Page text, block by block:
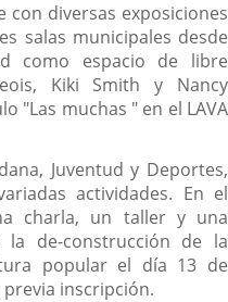
con diversas exposiciones
salas municipales desde
como espacio de libre
Kiki Smith y Nancy
"Las muchas " en el LAVA
Juventud y Deportes,
actividades. En el
charla, un taller y una
la de-construcción de la
popular el día 13 de
inscripción.